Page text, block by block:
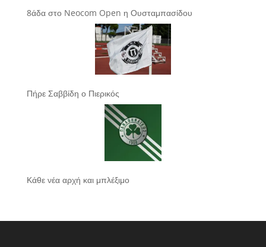
8άδα στο Neocom Open η Ουσταμπασίδου
Πήρε Σαββίδη ο Πιερικός
Κάθε νέα αρχή και μπλέξιμο